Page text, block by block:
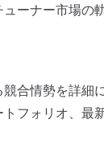
ーナー市場の
合情勢を詳細
フォリオ、最